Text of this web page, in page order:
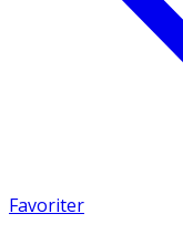
Favoriter